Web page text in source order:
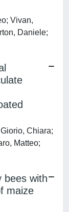
Vivan,
Daniele;
Chiara;
Matteo;
bees with
maize